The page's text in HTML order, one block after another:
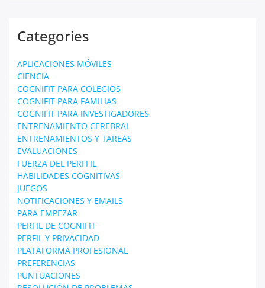
Categories
APLICACIONES MÓVILES
CIENCIA
COGNIFIT PARA COLEGIOS
COGNIFIT PARA FAMILIAS
COGNIFIT PARA INVESTIGADORES
ENTRENAMIENTO CEREBRAL
ENTRENAMIENTOS Y TAREAS
EVALUACIONES
FUERZA DEL PERFFIL
HABILIDADES COGNITIVAS
JUEGOS
NOTIFICACIONES Y EMAILS
PARA EMPEZAR
PERFIL DE COGNIFIT
PERFIL Y PRIVACIDAD
PLATAFORMA PROFESIONAL
PREFERENCIAS
PUNTUACIONES